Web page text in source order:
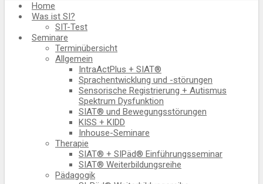
Home
Was ist SI?
SIT-Test
Seminare
Terminübersicht
Allgemein
IntraActPlus + SIAT®
Sprachentwicklung und -störungen
Sensorische Registrierung + Autismus
Spektrum Dysfunktion
SIAT® und Bewegungsstörungen
KISS + KIDD
Inhouse-Seminare
Therapie
SIAT® + SIPäd® Einführungsseminar
SIAT® Weiterbildungsreihe
Pädagogik